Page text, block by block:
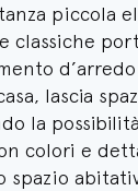
piccola
classiche
lascia
la
colori e
spazio